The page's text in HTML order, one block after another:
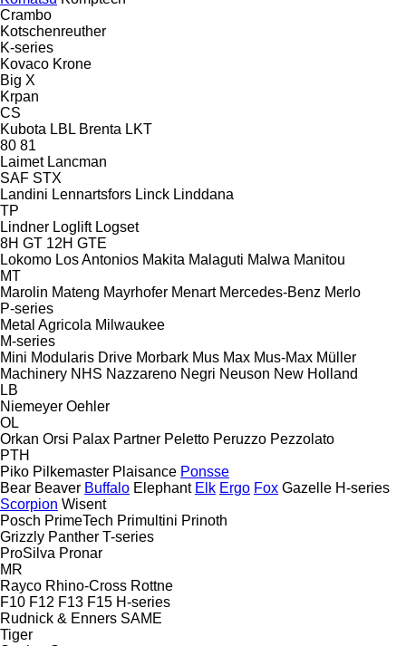
Crambo
Kotschenreuther
K-series
Kovaco Krone
Big X
Krpan
CS
Kubota LBL Brenta LKT
80 81
Laimet Lancman
SAF STX
Landini Lennartsfors Linck Linddana
TP
Lindner Loglift Logset
8H GT 12H GTE
Lokomo Los Antonios Makita Malaguti Malwa Manitou
MT
Marolin Mateng Mayrhofer Menart Mercedes-Benz Merlo
P-series
Metal Agricola Milwaukee
M-series
Mini Modularis Drive Morbark Mus Max Mus-Max Müller
Machinery NHS Nazzareno Negri Neuson New Holland
LB
Niemeyer Oehler
OL
Orkan Orsi Palax Partner Peletto Peruzzo Pezzolato
PTH
Piko Pilkemaster Plaisance Ponsse
Bear Beaver Buffalo Elephant Elk Ergo Fox Gazelle H-series
Scorpion Wisent
Posch PrimeTech Primultini Prinoth
Grizzly Panther T-series
ProSilva Pronar
MR
Rayco Rhino-Cross Rottne
F10 F12 F13 F15 H-series
Rudnick & Enners SAME
Tiger